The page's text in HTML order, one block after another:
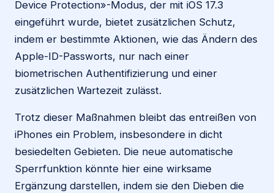
Device Protection»-Modus, der mit iOS 17.3
eingeführt wurde, bietet zusätzlichen Schutz,
indem er bestimmte Aktionen, wie das Ändern des
Apple-ID-Passworts, nur nach einer
biometrischen Authentifizierung und einer
zusätzlichen Wartezeit zulässt.
Trotz dieser Maßnahmen bleibt das entreißen von
iPhones ein Problem, insbesondere in dicht
besiedelten Gebieten. Die neue automatische
Sperrfunktion könnte hier eine wirksame
Ergänzung darstellen, indem sie den Dieben die